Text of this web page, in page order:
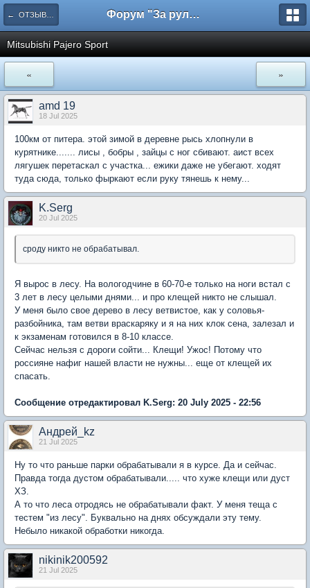
← ОТЗЫВЫ ВЛАДЕЛЬЦЕВ Форум "За рулем"
Mitsubishi Pajero Sport
« »
amd 19
18 Jul 2025
100км от питера. этой зимой в деревне рысь хлопнули в
курятнике....... лисы , бобры , зайцы с ног сбивают. аист всех
лягушек перетаскал с участка... ежики даже не убегают. ходят
туда сюда, только фыркают если руку тянешь к нему...
K.Serg
20 Jul 2025
сроду никто не обрабатывал.
Я вырос в лесу. На вологодчине в 60-70-е только на ноги встал с
3 лет в лесу целыми днями... и про клещей никто не слышал.
У меня было свое дерево в лесу ветвистое, как у соловья-
разбойника, там ветви враскаряку и я на них клок сена, залезал и
к экзаменам готовился в 8-10 классе.
Сейчас нельзя с дороги сойти... Клещи! Ужос! Потому что
россияне нафиг нашей власти не нужны... еще от клещей их
спасать.
Сообщение отредактировал K.Serg: 20 July 2025 - 22:56
Андрей_kz
21 Jul 2025
Ну то что раньше парки обрабатывали я в курсе. Да и сейчас.
Правда тогда дустом обрабатывали..... что хуже клещи или дуст
ХЗ.
А то что леса отродясь не обрабатывали факт. У меня теща с
тестем "из лесу". Буквально на днях обсуждали эту тему.
Небыло никакой обработки никогда.
nikinik200592
21 Jul 2025